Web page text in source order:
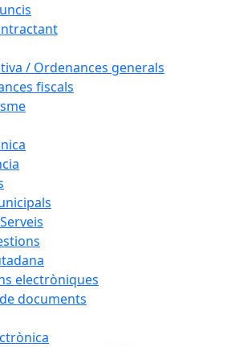
/ Ordenances generals
fiscals
electròniques
documents